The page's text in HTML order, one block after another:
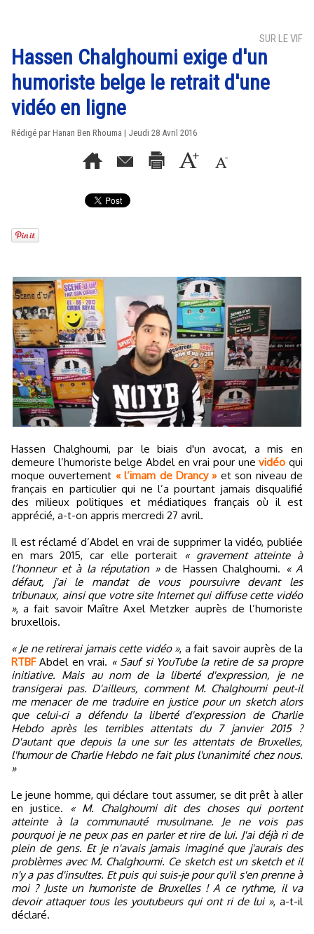
SUR LE VIF
Hassen Chalghoumi exige d'un
humoriste belge le retrait d'une
vidéo en ligne
Rédigé par Hanan Ben Rhouma | Jeudi 28 Avril 2016
Hassen Chalghoumi, par le biais d'un avocat, a mis en
demeure l’humoriste belge Abdel en vrai pour unevidéo qui
moque ouvertement « l’imam de Drancy »et son niveau de
français en particulier qui ne l’a pourtant jamais disqualifié
des milieux politiques et médiatiques français où il est
apprécié, a-t-on appris mercredi 27 avril.
Il est réclamé d’Abdel en vrai de supprimer la vidéo, publiée
en mars 2015, car elle porterait
« gravement atteinte à
l’honneur et à la réputation »de Hassen Chalghoumi. « A
défaut, j'ai le mandat de vous poursuivre devant les
tribunaux, ainsi que votre site Internet qui diffuse cette vidéo
», a fait savoir Maître Axel Metzker auprès de l’humoriste
bruxellois.
« Je ne retirerai jamais cette vidéo », a fait savoir auprès de la
RTBFAbdel en vrai. « Sauf si YouTube la retire de sa propre
initiative. Mais au nom de la liberté d'expression, je ne
transigerai pas. D'ailleurs, comment M. Chalghoumi peut-il
me menacer de me traduire en justice pour un sketch alors
que celui-ci a défendu la liberté d'expression de Charlie
Hebdo après les terribles attentats du 7 janvier 2015 ?
D'autant que depuis la une sur les attentats de Bruxelles,
l'humour de Charlie Hebdo ne fait plus l'unanimité chez nous.
»
Le jeune homme, qui déclare tout assumer, se dit prêt à aller
en justice.
« M. Chalghoumi dit des choses qui portent
atteinte à la communauté musulmane. Je ne vois pas
pourquoi je ne peux pas en parler et rire de lui. J'ai déjà ri de
plein de gens. Et je n'avais jamais imaginé que j'aurais des
problèmes avec M. Chalghoumi. Ce sketch est un sketch et il
n'y a pas d'insultes. Et puis qui suis-je pour qu'il s'en prenne à
moi ? Juste un humoriste de Bruxelles ! A ce rythme, il va
devoir attaquer tous les youtubeurs qui ont ri de lui », a-t-il
déclaré.